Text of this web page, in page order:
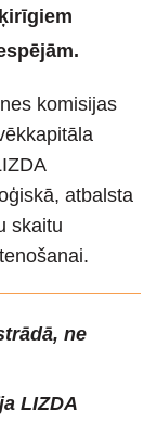
komisijas
atbalsta
skaitu
ne
LIZDA